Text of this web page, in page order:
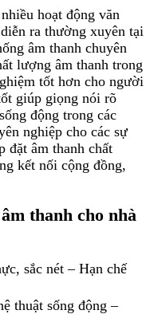
hoạt động văn
ra thường xuyên tại
âm thanh chuyên
lượng âm thanh trong
tốt hơn cho người
giúp giọng nói rõ
động trong các
nghiệp cho các sự
đặt âm thanh chất
kết nối cộng đồng,
thanh cho nhà
sắc nét – Hạn chế
thuật sống động –